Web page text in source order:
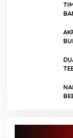
Menangkan